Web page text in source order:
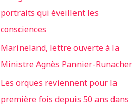
portraits qui éveillent les
consciences
Marineland, lettre ouverte à la
Ministre Agnès Pannier-Runacher
Les orques reviennent pour la
première fois depuis 50 ans dans